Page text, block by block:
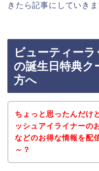
きたら記事にしていき
ビューティー
の誕生日特典ク
方へ
ちょっと思ったんだけ
ッシュアイライナーの
などのお得な情報を配
～？